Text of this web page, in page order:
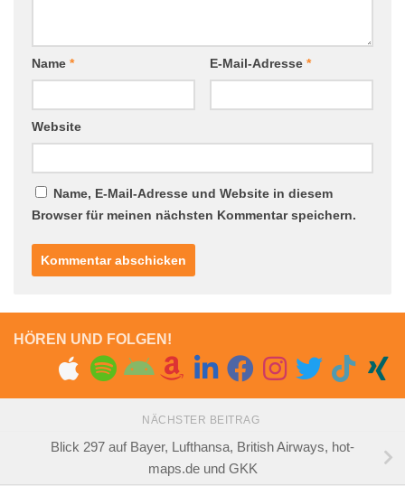
Name * E-Mail-Adresse *
Website
Name, E-Mail-Adresse und Website in diesem
Browser für meinen nächsten Kommentar speichern.
HÖREN UND FOLGEN!
NÄCHSTER BEITRAG
Blick 297 auf Bayer, Lufthansa, British Airways, hot-
maps.de und GKK